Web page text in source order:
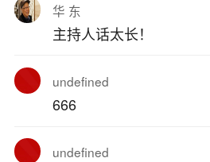
华 东
主持人话太长！
undefined
666
undefined